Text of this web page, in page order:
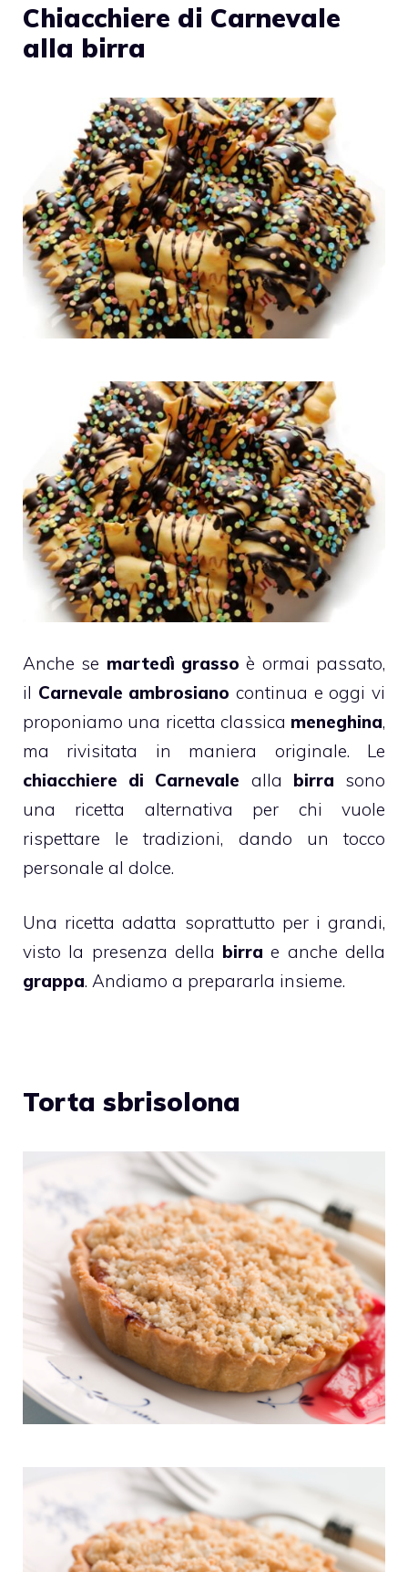
Chiacchiere di Carnevale
alla birra
Anche se martedì grasso è ormai passato,
il Carnevale ambrosiano continua e oggi vi
proponiamo una ricetta classica meneghina,
ma rivisitata in maniera originale. Le
chiacchiere di Carnevale alla birra sono
una ricetta alternativa per chi vuole
rispettare le tradizioni, dando un tocco
personale al dolce.
Una ricetta adatta soprattutto per i grandi,
visto la presenza della birra e anche della
grappa. Andiamo a prepararla insieme.
Torta sbrisolona